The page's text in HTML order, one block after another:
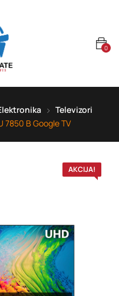
0
Televizori
7850 B Google TV
AKCIJA!